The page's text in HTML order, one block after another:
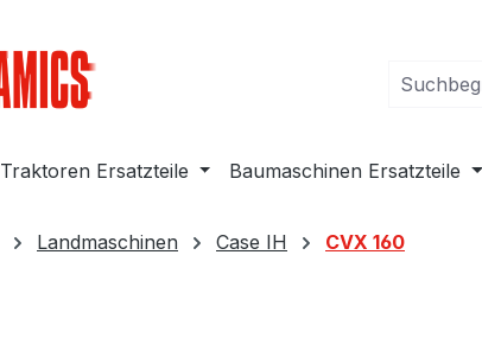
Traktoren Ersatzteile Baumaschinen Ersatzteile
Landmaschinen Case IH CVX 160